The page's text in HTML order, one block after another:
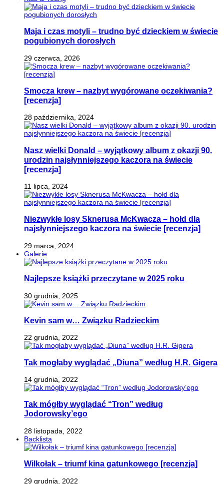
Maja i czas motyli – trudno być dzieckiem w świecie
pogubionych dorosłych
29 czerwca, 2026
Smocza krew – nazbyt wygórowane oczekiwania?
[recenzja]
28 października, 2024
Nasz wielki Donald – wyjątkowy album z okazji 90.
urodzin najsłynniejszego kaczora na świecie
[recenzja]
11 lipca, 2024
Niezwykłe losy Sknerusa McKwacza – hołd dla
najsłynniejszego kaczora na świecie [recenzja]
29 marca, 2024
Galerie
Najlepsze książki przeczytane w 2025 roku
30 grudnia, 2025
Kevin sam w… Związku Radzieckim
22 grudnia, 2022
Tak mogłaby wyglądać „Diuna” według H.R. Gigera
14 grudnia, 2022
Tak mógłby wyglądać “Tron” według
Jodorowsky’ego
28 listopada, 2022
Backlista
Wilkołak – triumf kina gatunkowego [recenzja]
29 grudnia, 2022